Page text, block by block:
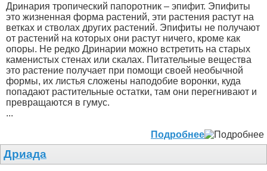
Дринария тропический папоротник – эпифит. Эпифиты
это жизненная форма растений, эти растения растут на
ветках и стволах других растений. Эпифиты не получают
от растений на которых они растут ничего, кроме как
опоры. Не редко Дринарии можно встретить на старых
каменистых стенах или скалах. Питательные вещества
это растение получает при помощи своей необычной
формы, их листья сложены наподобие воронки, куда
попадают растительные остатки, там они перегнивают и
превращаются в гумус.
...
Подробнее
Дриада